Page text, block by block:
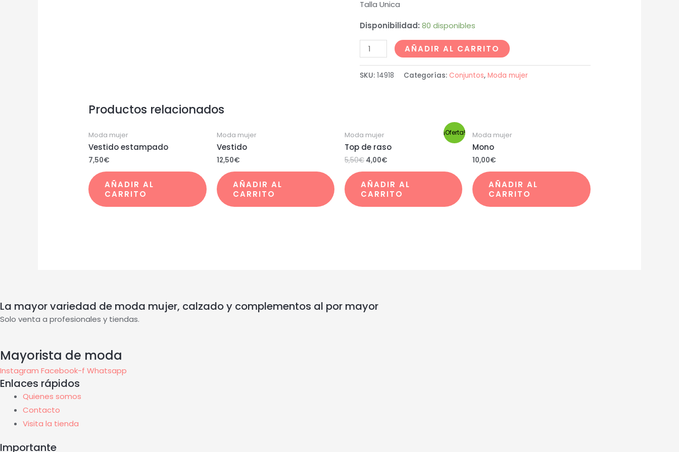
Talla Unica
Disponibilidad: 80 disponibles
Conjunto
cantidad
AÑADIR AL CARRITO
SKU: 14918 Categorías: Conjuntos, Moda mujer
Productos relacionados
Moda mujer
Vestido estampado
7,50€
AÑADIR AL
CARRITO
Moda mujer
Vestido
12,50€
AÑADIR AL
CARRITO
¡Oferta!
Moda mujer
Top de raso
5,50€ 4,00€
AÑADIR AL
CARRITO
Moda mujer
Mono
10,00€
AÑADIR AL
CARRITO
La mayor variedad de moda mujer, calzado y complementos al por mayor
Solo venta a profesionales y tiendas.
Mayorista de moda
Instagram Facebook-f Whatsapp
Enlaces rápidos
Quienes somos
Contacto
Visita la tienda
Importante